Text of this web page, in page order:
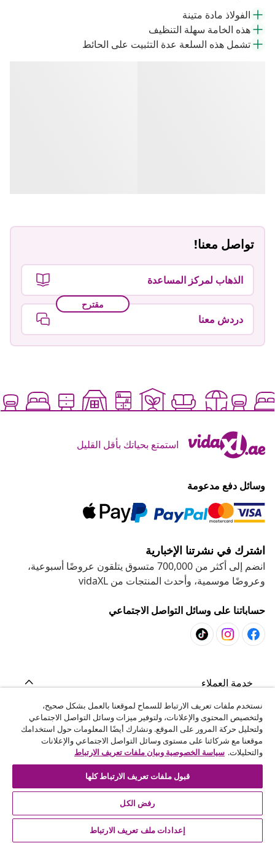
الفولاذ مادة متينة
هذه الخامة سهلة التنظيف
تشمل هذه السلعة عدة التثبيت على الحائط
تواصل معنا!
الذهاب لمركز المساعدة
مقترح
دردش معنا
استمتع بحياتك بأقل القليل
وسائل دفع مدعومة
اشترك في نشرتنا الإخبارية
انضم إلى أكثر من 700,000 متسوق يتلقون عروضًا أسبوعية،
وعروضًا موسمية، وأحدث المنتجات من vidaXL
حساباتنا على وسائل التواصل الاجتماعي
خدمة العملاء
المشاريع
vidaXL
اكتشف المزيد
نستخدم ملفات تعريف الارتباط للسماح لموقعنا بالعمل بشكل صحيح،
ولتخصيص المحتوى والإعلانات، ولتوفير ميزات وسائل التواصل الاجتماعي
ولتحليل حركة المرور على الموقع. ونشارك أيضًا المعلومات حول استخدامك
موقعنا مع شركائنا على مستوى وسائل التواصل الاجتماعي والإعلانات
والتحليلات. سياسة الخصوصية وبيان ملفات تعريف الارتباط
قبول ملفات تعريف الارتباط كلها
رفض الكل
إعدادات ملف تعريف الارتباط